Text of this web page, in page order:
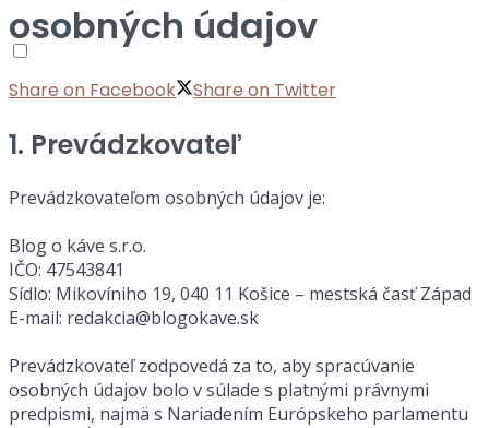
osobných údajov
Share on Facebook Share on Twitter
1. Prevádzkovateľ
Prevádzkovateľom osobných údajov je:
Blog o káve s.r.o.
IČO: 47543841
Sídlo: Mikovíniho 19, 040 11 Košice – mestská časť Západ
E-mail: redakcia@blogokave.sk
Prevádzkovateľ zodpovedá za to, aby spracúvanie
osobných údajov bolo v súlade s platnými právnymi
predpismi, najmä s Nariadením Európskeho parlamentu